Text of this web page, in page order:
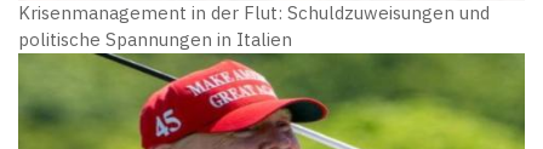
Krisenmanagement in der Flut: Schuldzuweisungen und
politische Spannungen in Italien